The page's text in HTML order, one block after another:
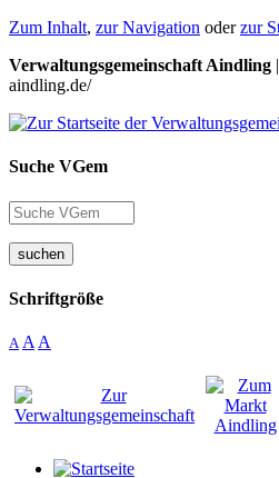
Zum Inhalt, zur Navigation oderzur
Verwaltungsgemeinschaft Aindling
aindling.de/
Suche VGem
suchen
Schriftgröße
A A A